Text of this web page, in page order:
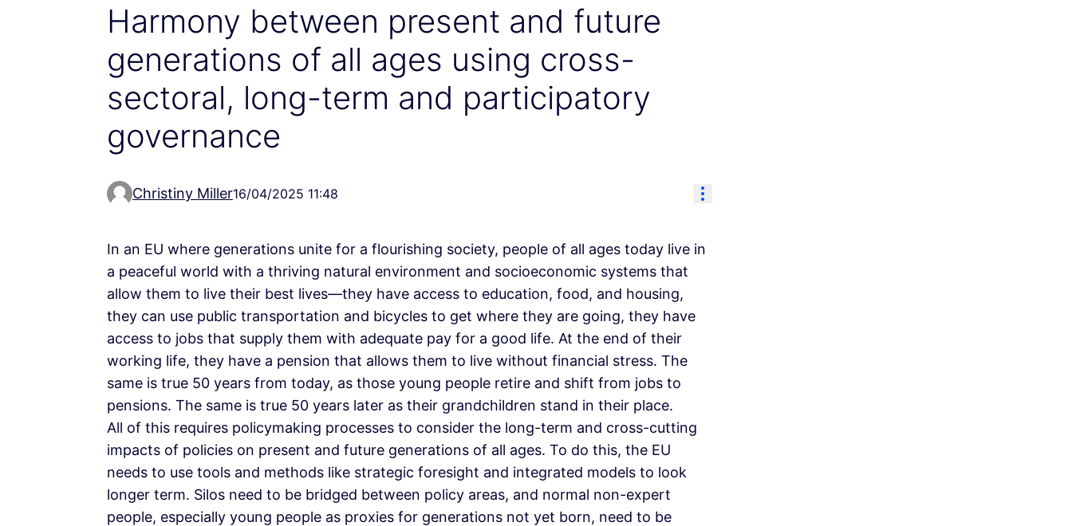
Harmony between present and future
generations of all ages using cross-
sectoral, long-term and participatory
governance
Christiny Miller16/04/2025 11:48 Åtgärder för innehåll
In an EU where generations unite for a flourishing society, people of all ages today live in
a peaceful world with a thriving natural environment and socioeconomic systems that
allow them to live their best lives—they have access to education, food, and housing,
they can use public transportation and bicycles to get where they are going, they have
access to jobs that supply them with adequate pay for a good life. At the end of their
working life, they have a pension that allows them to live without financial stress. The
same is true 50 years from today, as those young people retire and shift from jobs to
pensions. The same is true 50 years later as their grandchildren stand in their place.
All of this requires policymaking processes to consider the long-term and cross-cutting
impacts of policies on present and future generations of all ages. To do this, the EU
needs to use tools and methods like strategic foresight and integrated models to look
longer term. Silos need to be bridged between policy areas, and normal non-expert
people, especially young people as proxies for generations not yet born, need to be